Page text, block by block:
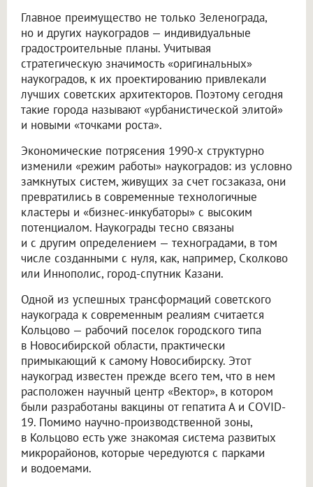
Главное преимущество не только Зеленограда,
но и других наукоградов — индивидуальные
градостроительные планы. Учитывая
стратегическую значимость «оригинальных»
наукоградов, к их проектированию привлекали
лучших советских архитекторов. Поэтому сегодня
такие города называют «урбанистической элитой»
и новыми «точками роста».
Экономические потрясения 1990-х структурно
изменили «режим работы» наукоградов: из условно
замкнутых систем, живущих за счет госзаказа, они
превратились в современные технологичные
кластеры и «бизнес-инкубаторы» с высоким
потенциалом. Наукограды тесно связаны
и с другим определением — техноградами, в том
числе созданными с нуля, как, например, Сколково
или Иннополис, город-спутник Казани.
Одной из успешных трансформаций советского
наукограда к современным реалиям считается
Кольцово — рабочий поселок городского типа
в Новосибирской области, практически
примыкающий к самому Новосибирску. Этот
наукоград известен прежде всего тем, что в нем
расположен научный центр «Вектор», в котором
были разработаны вакцины от гепатита А и COVID-
19. Помимо научно-производственной зоны,
в Кольцово есть уже знакомая система развитых
микрорайонов, которые чередуются с парками
и водоемами.